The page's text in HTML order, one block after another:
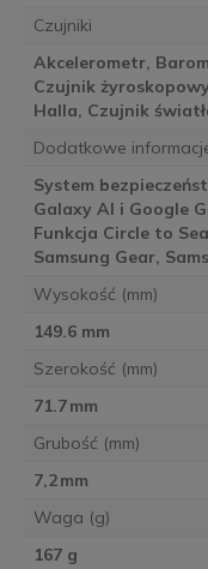
Czujniki
Akcelerometr,
Czujnik
Halla, Czujnik
Dodatkowe
System
Galaxy AI i Google
Funkcja Circle to
Samsung Gear,
Wysokość (mm)
149.6 mm
Szerokość (mm)
71.7 mm
Grubość (mm)
7,2 mm
Waga (g)
167 g